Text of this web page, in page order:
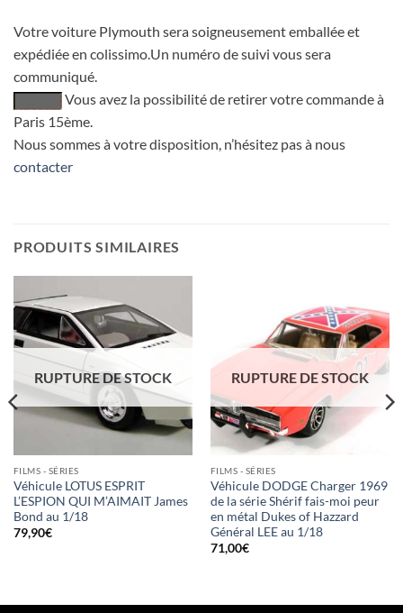
Votre voiture Plymouth sera soigneusement emballée et
expédiée en colissimo.Un numéro de suivi vous sera
communiqué.
Vous avez la possibilité de retirer votre commande à
Paris 15ème.
Nous sommes à votre disposition, n’hésitez pas à nous
contacter
PRODUITS SIMILAIRES
RUPTURE DE STOCK
FILMS - SÉRIES
Véhicule LOTUS ESPRIT
L’ESPION QUI M’AIMAIT James
Bond au 1/18
79,90€
RUPTURE DE STOCK
FILMS - SÉRIES
Véhicule DODGE Charger 1969
de la série Shérif fais-moi peur
en métal Dukes of Hazzard
Général LEE au 1/18
71,00€